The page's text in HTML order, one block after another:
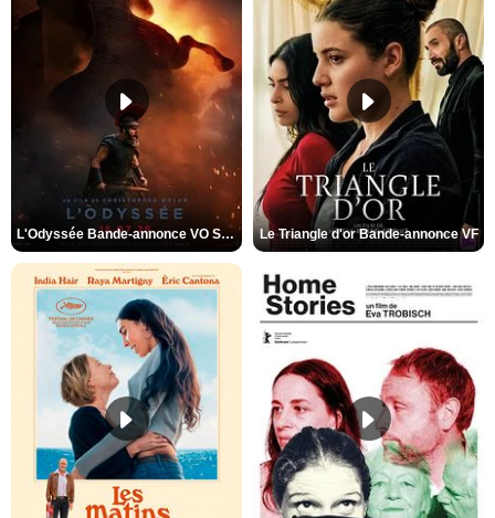
L'Odyssée Bande-annonce VO STFR Le Triangle d'or Bande-annonce VF